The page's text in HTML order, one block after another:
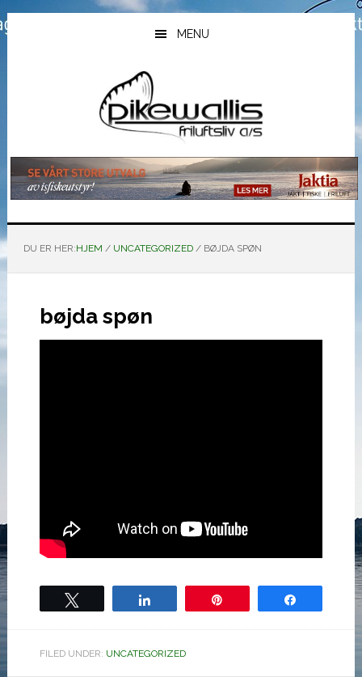
Hopp
til
Hopp
til
Hopp
til
MENU
DU ER HER:HJEM / UNCATEGORIZED /BØJDA SPØN
bøjda spøn
FILED UNDER: UNCATEGORIZED